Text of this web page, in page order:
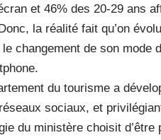
et 46% des 20-29 ans
la réalité fait qu’on
changement de son mode
du tourisme a
sociaux, et
du ministère choisit